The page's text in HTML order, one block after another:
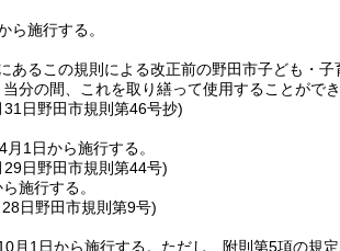
ら施行する。
あるこの規則による改正前の野田市子ども・
分の間、これを取り繕って使用することができ
日野田市規則第46号抄)
1日から施行する。
日野田市規則第44号)
施行する。
日野田市規則第9号)
月1日から施行する。 ただし、附則第5項の規